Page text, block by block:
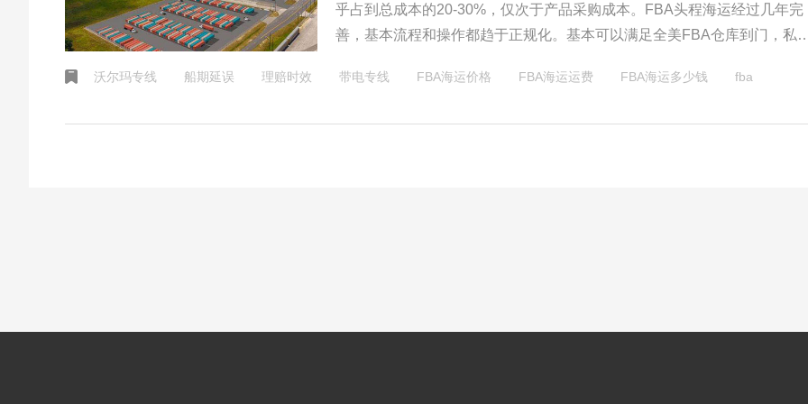
乎占到总成本的20-30%，仅次于产品采购成本。FBA头程海运经过几年完
善，基本流程和操作都趋于正规化。基本可以满足全美FBA仓库到门，私
人地址也可以根据货量定制卡车派送路线。
沃尔玛专线 船期延误 理赔时效 带电专线 FBA海运价格 FBA海运运费 FBA海运多少钱 fba